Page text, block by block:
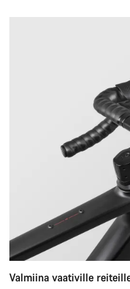
Valmiina vaativille